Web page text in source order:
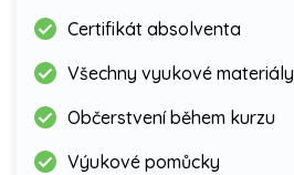
Certifikát absolventa
Všechny vyukové materiály
Občerstvení během kurzu
Výukové pomůcky